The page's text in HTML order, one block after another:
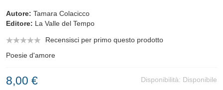
Autore: Tamara Colacicco
Editore: La Valle del Tempo
Recensisci per primo questo prodotto
Poesie d'amore
Disponibilità: Disponibile
8,00 €